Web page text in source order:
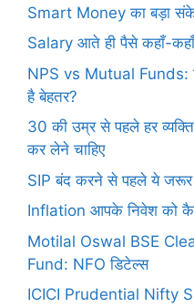
Smart Money का बड़ा
Salary आते ही पैसे कहाँ-
NPS vs Mutual Funds:
है बेहतर?
30 की उम्र से पहले हर
कर लेने चाहिए
SIP बंद करने से पहले ये जरूर
Inflation आपके निवेश को
Motilal Oswal BSE
Fund: NFO डिटेल्स
ICICI Prudential Nifty